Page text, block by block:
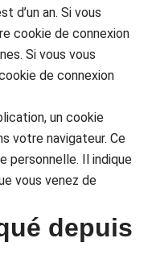
d’un an. Si vous
cookie de connexion
Si vous vous
de connexion
un cookie
votre navigateur. Ce
personnelle. Il indique
vous venez de
depuis